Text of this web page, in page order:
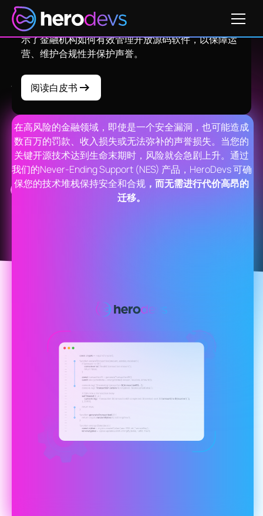
为您的财务系统提供
境的支持
在高风险的金融领域，即使是一个安全漏洞，也可能造成
数百万的罚款、收入损失或无法弥补的声誉损失。当您的
关键开源技术达到生命末期时，风险就会急剧上升。通过
我们的Never-Ending Support (NES) 产品，HeroDevs 可确
保您的技术堆栈保持安全和合规 ，而无需进行代价高昂的
迁移。
（OSS）成为推动创新的核心，OSS 的生命周期结束
（EOL）也带来了新的风险。通过实际案例，我们展
示了金融机构如何有效管理开放源码软件，以保障运
营、维护合规性并保护声誉。
阅读白皮书
保持安全
全性以降低风险